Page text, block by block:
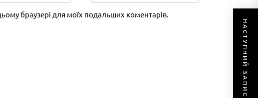
браузері для моїх подальших коментарів.
НАСТУПНИЙ ЗАПИС